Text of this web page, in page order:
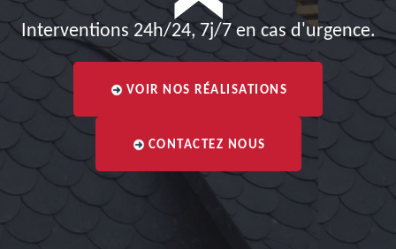
Interventions 24h/24, 7j/7 en cas d'urgence.
VOIR NOS RÉALISATIONS
CONTACTEZ NOUS